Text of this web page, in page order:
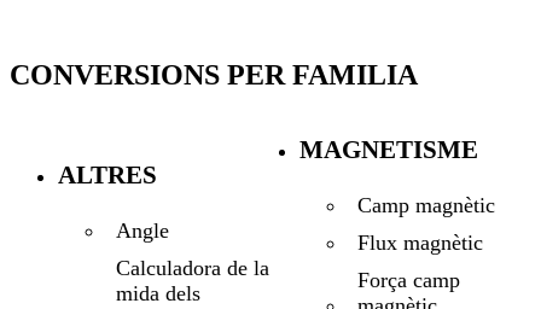
CONVERSIONS PER FAMILIA
ALTRES
Angle
Calculadora de la
mida dels
MAGNETISME
Camp magnètic
Flux magnètic
Força camp